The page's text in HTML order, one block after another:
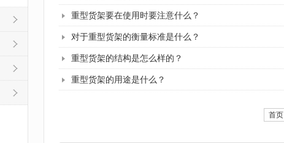
重型货架要在使用时要注意什么？
对于重型货架的衡量标准是什么？
重型货架的结构是怎么样的？
重型货架的用途是什么？
首页